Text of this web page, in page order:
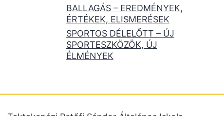
BALLAGÁS – EREDMÉNYEK,
ÉRTÉKEK, ELISMERÉSEK
SPORTOS DÉLELŐTT – ÚJ
SPORTESZKÖZÖK, ÚJ
ÉLMÉNYEK